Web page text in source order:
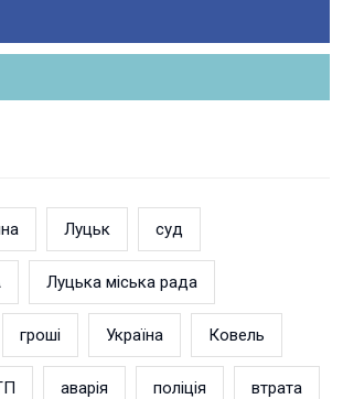
Луцьк суд
Луцька міська рада
гроші Україна Ковель
аварія поліція втрата